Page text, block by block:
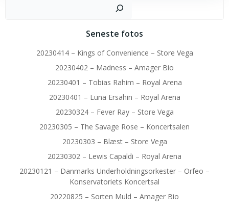
Seneste fotos
20230414 – Kings of Convenience – Store Vega
20230402 – Madness – Amager Bio
20230401 – Tobias Rahim – Royal Arena
20230401 – Luna Ersahin – Royal Arena
20230324 – Fever Ray – Store Vega
20230305 – The Savage Rose – Koncertsalen
20230303 – Blæst – Store Vega
20230302 – Lewis Capaldi – Royal Arena
20230121 – Danmarks Underholdningsorkester – Orfeo –
Konservatoriets Koncertsal
20220825 – Sorten Muld – Amager Bio